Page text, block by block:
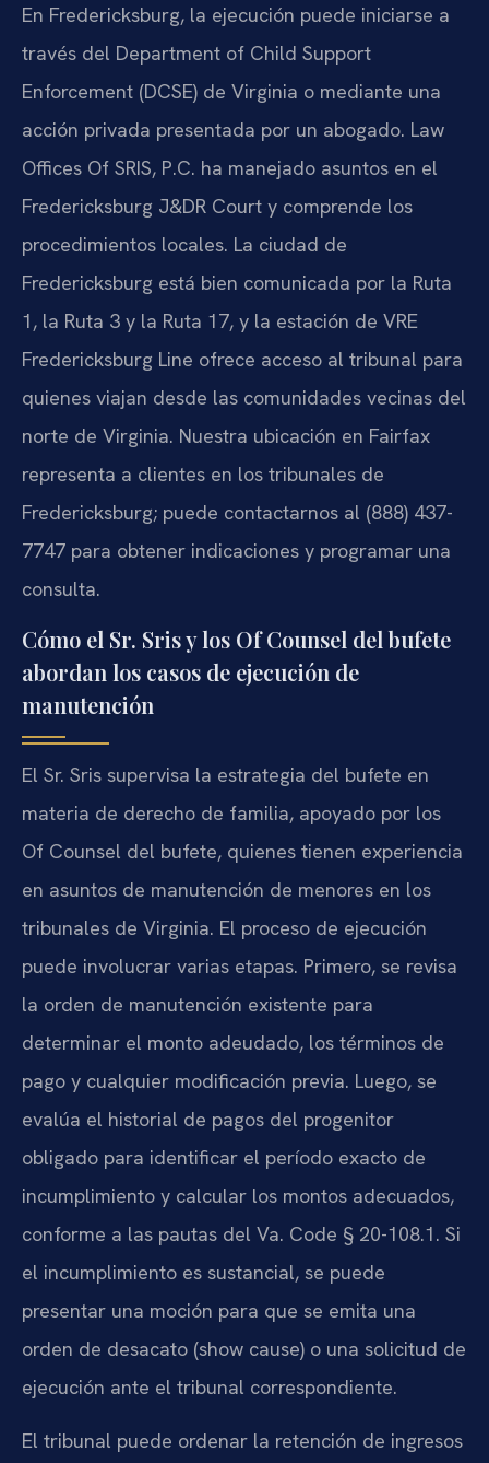
En Fredericksburg, la ejecución puede iniciarse a
través del Department of Child Support
Enforcement (DCSE) de Virginia o mediante una
acción privada presentada por un abogado. Law
Offices Of SRIS, P.C. ha manejado asuntos en el
Fredericksburg J&DR Court y comprende los
procedimientos locales. La ciudad de
Fredericksburg está bien comunicada por la Ruta
1, la Ruta 3 y la Ruta 17, y la estación de VRE
Fredericksburg Line ofrece acceso al tribunal para
quienes viajan desde las comunidades vecinas del
norte de Virginia. Nuestra ubicación en Fairfax
representa a clientes en los tribunales de
Fredericksburg; puede contactarnos al (888) 437-
7747 para obtener indicaciones y programar una
consulta.
Cómo el Sr. Sris y los Of Counsel del bufete
abordan los casos de ejecución de
manutención
El Sr. Sris supervisa la estrategia del bufete en
materia de derecho de familia, apoyado por los
Of Counsel del bufete, quienes tienen experiencia
en asuntos de manutención de menores en los
tribunales de Virginia. El proceso de ejecución
puede involucrar varias etapas. Primero, se revisa
la orden de manutención existente para
determinar el monto adeudado, los términos de
pago y cualquier modificación previa. Luego, se
evalúa el historial de pagos del progenitor
obligado para identificar el período exacto de
incumplimiento y calcular los montos adecuados,
conforme a las pautas del Va. Code § 20-108.1. Si
el incumplimiento es sustancial, se puede
presentar una moción para que se emita una
orden de desacato (show cause) o una solicitud de
ejecución ante el tribunal correspondiente.
El tribunal puede ordenar la retención de ingresos